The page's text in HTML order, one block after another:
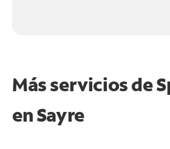
Más servicios de
enSayre